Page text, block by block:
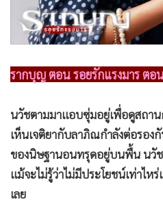
SMEs
หุ้น
• กองทุนรวม
• Factcheck
• ญี่ปุ่น
• News1
• Gotomanager
รากบุญ ตอน รอยรักแรงมาร ตอ
นวัชตามมาแอบซุ่มอยู่เพื่อดูสถา
เห็นเจติยากับลาภิณกำลังต่อรอง
ของนิษฐานอนทรุดอยู่บนพื้น นวั
แม้จะไม่รู้ว่าไม่มีประโยชน์เท่าไห
เลย